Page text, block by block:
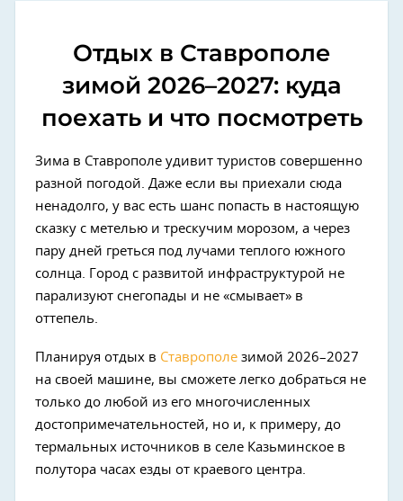
Отдых в Ставрополе
зимой 2026–2027: куда
поехать и что посмотреть
Зима в Ставрополе удивит туристов совершенно
разной погодой. Даже если вы приехали сюда
ненадолго, у вас есть шанс попасть в настоящую
сказку с метелью и трескучим морозом, а через
пару дней греться под лучами теплого южного
солнца. Город с развитой инфраструктурой не
парализуют снегопады и не «смывает» в
оттепель.
Планируя отдых в Ставрополе зимой 2026–2027
на своей машине, вы сможете легко добраться не
только до любой из его многочисленных
достопримечательностей, но и, к примеру, до
термальных источников в селе Казьминское в
полутора часах езды от краевого центра.